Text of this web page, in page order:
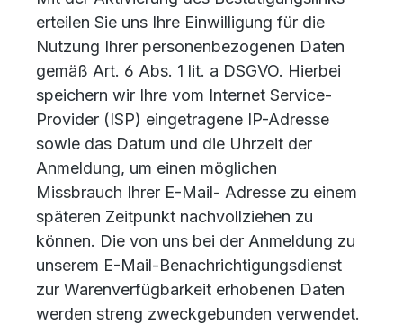
erteilen Sie uns Ihre Einwilligung für die
Nutzung Ihrer personenbezogenen Daten
gemäß Art. 6 Abs. 1 lit. a DSGVO. Hierbei
speichern wir Ihre vom Internet Service-
Provider (ISP) eingetragene IP-Adresse
sowie das Datum und die Uhrzeit der
Anmeldung, um einen möglichen
Missbrauch Ihrer E-Mail- Adresse zu einem
späteren Zeitpunkt nachvollziehen zu
können. Die von uns bei der Anmeldung zu
unserem E-Mail-Benachrichtigungsdienst
zur Warenverfügbarkeit erhobenen Daten
werden streng zweckgebunden verwendet.